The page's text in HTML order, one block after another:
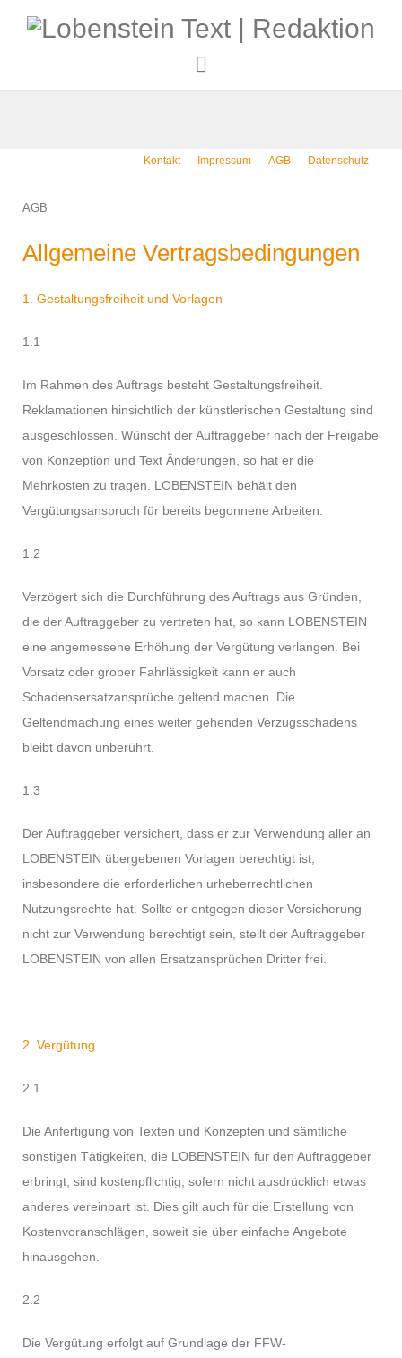
Kontakt Impressum AGB Datenschutz
AGB
Allgemeine Vertragsbedingungen
1. Gestaltungsfreiheit und Vorlagen
1.1
Im Rahmen des Auftrags besteht Gestaltungsfreiheit.
Reklamationen hinsichtlich der künstlerischen Gestaltung sind
ausgeschlossen. Wünscht der Auftraggeber nach der Freigabe
von Konzeption und Text Änderungen, so hat er die
Mehrkosten zu tragen. LOBENSTEIN behält den
Vergütungsanspruch für bereits begonnene Arbeiten.
1.2
Verzögert sich die Durchführung des Auftrags aus Gründen,
die der Auftraggeber zu vertreten hat, so kann LOBENSTEIN
eine angemessene Erhöhung der Vergütung verlangen. Bei
Vorsatz oder grober Fahrlässigkeit kann er auch
Schadensersatzansprüche geltend machen. Die
Geltendmachung eines weiter gehenden Verzugsschadens
bleibt davon unberührt.
1.3
Der Auftraggeber versichert, dass er zur Verwendung aller an
LOBENSTEIN übergebenen Vorlagen berechtigt ist,
insbesondere die erforderlichen urheberrechtlichen
Nutzungsrechte hat. Sollte er entgegen dieser Versicherung
nicht zur Verwendung berechtigt sein, stellt der Auftraggeber
LOBENSTEIN von allen Ersatzansprüchen Dritter frei.
2. Vergütung
2.1
Die Anfertigung von Texten und Konzepten und sämtliche
sonstigen Tätigkeiten, die LOBENSTEIN für den Auftraggeber
erbringt, sind kostenpflichtig, sofern nicht ausdrücklich etwas
anderes vereinbart ist. Dies gilt auch für die Erstellung von
Kostenvoranschlägen, soweit sie über einfache Angebote
hinausgehen.
2.2
Die Vergütung erfolgt auf Grundlage der FFW-